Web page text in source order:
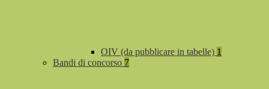
OIV (da pubblicare in tabelle) 1
Bandi di concorso 7